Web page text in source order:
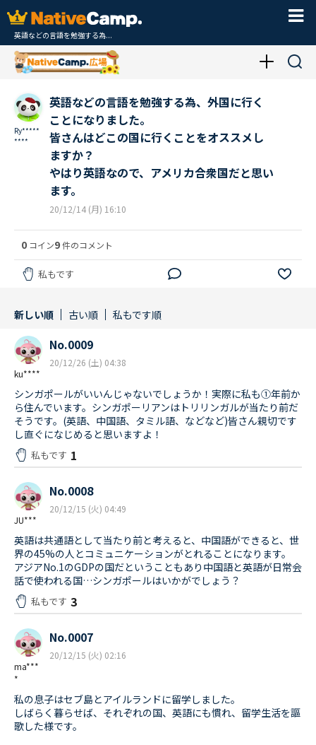
英語などの言語を勉強する為...
Ry*****
****
英語などの言語を勉強する為、外国に行く
ことになりました。
皆さんはどこの国に行くことをオススメし
ますか？
やはり英語なので、アメリカ合衆国だと思い
ます。
20/12/14 (月) 16:10
0 コイン9件のコメント
私もです
新しい順 古い順 私もです順
ku****
No.0009
20/12/26 (土) 04:38
シンガポールがいいんじゃないでしょうか！実際に私も①年前か
ら住んでいます。シンガポーリアンはトリリンガルが当たり前だ
そうです。(英語、中国語、タミル語、などなど)皆さん親切です
し直ぐになじめると思いますよ！
私もです 1
JU***
No.0008
20/12/15 (火) 04:49
英語は共通語として当たり前と考えると、中国語ができると、世
界の45%の人とコミュニケーションがとれることになります。
アジアNo.1のGDPの国だということもあり中国語と英語が日常会
話で使われる国…シンガポールはいかがでしょう？
私もです 3
ma***
*
No.0007
20/12/15 (火) 02:16
私の息子はセブ島とアイルランドに留学しました。
しばらく暮らせば、それぞれの国、英語にも慣れ、留学生活を謳
歌した様です。